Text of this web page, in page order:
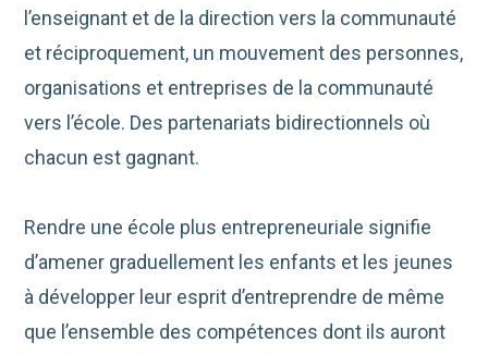
l’enseignant et de la direction vers la communauté
et réciproquement, un mouvement des personnes,
organisations et entreprises de la communauté
vers l’école. Des partenariats bidirectionnels où
chacun est gagnant.
Rendre une école plus entrepreneuriale signifie
d’amener graduellement les enfants et les jeunes
à développer leur esprit d’entreprendre de même
que l’ensemble des compétences dont ils auront